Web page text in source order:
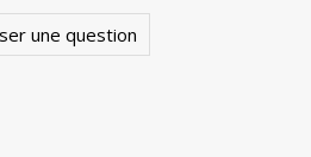
une question